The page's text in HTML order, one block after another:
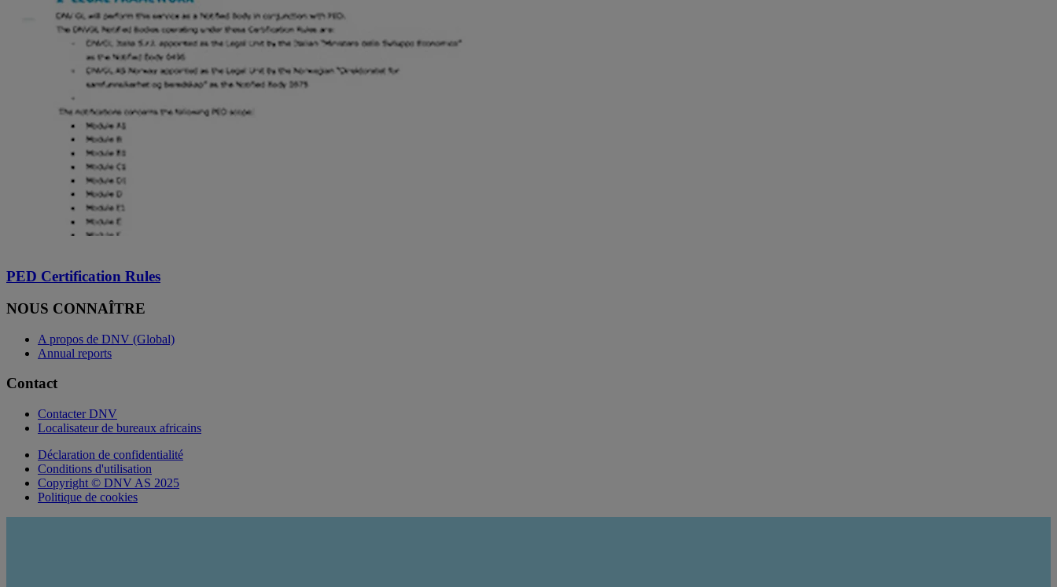
PED Certification Rules
NOUS CONNAÎTRE
A propos de DNV (Global)
Annual reports
Contact
Contacter DNV
Localisateur de bureaux africains
Déclaration de confidentialité
Conditions d'utilisation
Copyright © DNV AS 2025
Politique de cookies